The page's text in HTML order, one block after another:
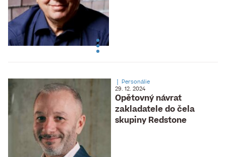
Opětovný návrat
zakladatele do čela
skupiny Redstone
Personálie
29. 12. 2024